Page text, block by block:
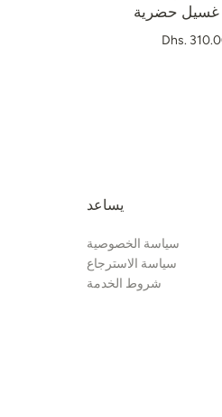
غسيل حضرية
Dhs.
يساعد
سياسة الخصوصية
سياسة الاسترجاع
شروط الخدمة